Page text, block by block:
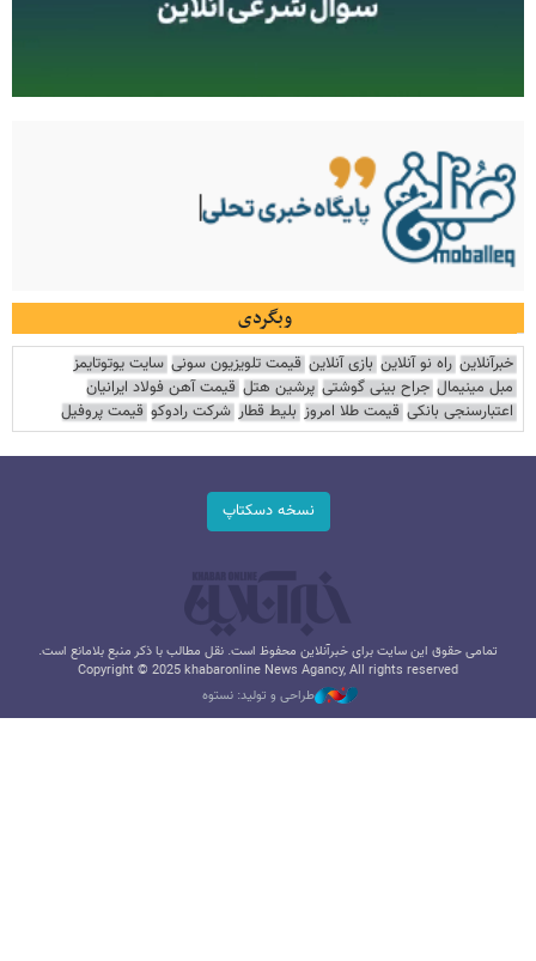
وبگردی
خبرآنلاین راه نو آنلاین بازی آنلاین قیمت تلویزیون سونی سایت یوتوتایمز
مبل مینیمال جراح بینی گوشتی پرشین هتل قیمت آهن فولاد ایرانیان
اعتبارسنجی بانکی قیمت طلا امروز بلیط قطار شرکت رادوکو قیمت پروفیل
نسخه دسکتاپ
تمامی حقوق این سایت برای خبرآنلاین محفوظ است. نقل مطالب با ذکر منبع بلامانع است.
Copyright © 2025 khabaronline News Agancy, All rights reserved
طراحی و تولید: نستوه